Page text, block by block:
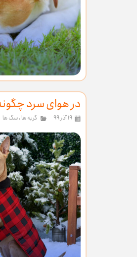
در هوای سرد
۱۹ آذر ۹۹ گربه ها،سگ ها